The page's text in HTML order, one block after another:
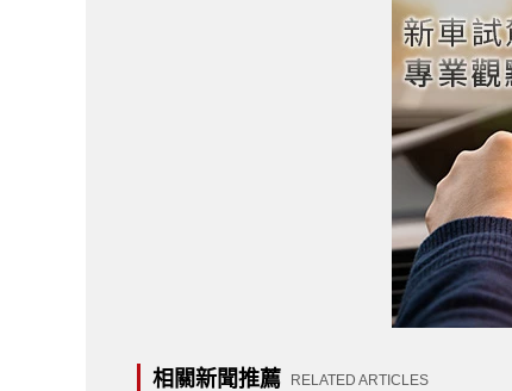
相關新聞推薦 RELATED ARTICLES